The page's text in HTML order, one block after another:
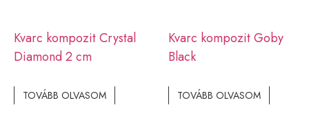
Kvarc kompozit Crystal
Diamond 2 cm
TOVÁBB OLVASOM
Kvarc kompozit Goby
Black
TOVÁBB OLVASOM